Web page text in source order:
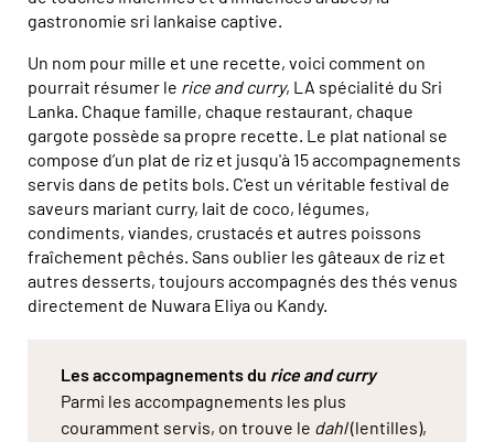
gastronomie sri lankaise captive.
Un nom pour mille et une recette, voici comment on
pourrait résumer le rice and curry, LA spécialité du Sri
Lanka. Chaque famille, chaque restaurant, chaque
gargote possède sa propre recette. Le plat national se
compose d’un plat de riz et jusqu'à 15 accompagnements
servis dans de petits bols. C'est un véritable festival de
saveurs mariant curry, lait de coco, légumes,
condiments, viandes, crustacés et autres poissons
fraîchement pêchés. Sans oublier les gâteaux de riz et
autres desserts, toujours accompagnés des thés venus
directement de Nuwara Eliya ou Kandy.
Les accompagnements du rice and curry
Parmi les accompagnements les plus
couramment servis, on trouve le dahl(lentilles),